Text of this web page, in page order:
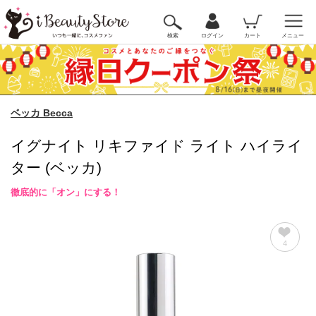
検索 ログイン カート メニュー
ベッカ Becca
イグナイト リキファイド ライト ハイライ
ター (ベッカ)
徹底的に「オン」にする！
4